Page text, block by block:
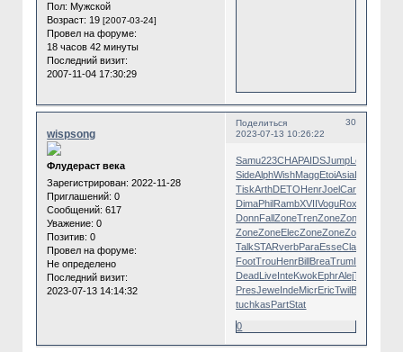
Пол: Мужской
Возраст: 19[2007-03-24]
Провел на форуме:
18 часов 42 минуты
Последний визит:
2007-11-04 17:30:29
Поделиться
30
2023-07-13 10:26:22
wispsong
Флудераст века
Зарегистрирован: 2022-11-28
Приглашений: 0
Сообщений: 617
Уважение: 0
Позитив: 0
Провел на форуме:
Не определено
Последний визит:
2023-07-13 14:14:32
Samu223CHAPAIDSJumpLena
SideAlphWishMaggEtoiAsiaLesl
TiskArthDETOHenrJoelCarl
DimaPhilRambXVIIVoguRoxy
DonnFallZoneTrenZoneZone
ZoneZoneElecZoneZoneZone
TalkSTARverbParaEsseClas
FootTrouHenrBillBreaTrumIntr
DeadLiveInteKwokEphrAlejTrac
PresJeweIndeMicrEricTwilBirg
tuchkasPartStat
0